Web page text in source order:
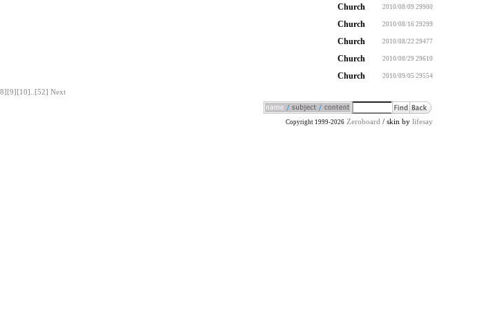
Church 2010/08/09 29900
Church 2010/08/16 29299
Church 2010/08/22 29477
Church 2010/08/29 29610
Church 2010/09/05 29554
[9] [10] [52] Next
Copyright 1999-2026 Zeroboard / skin by lifesay